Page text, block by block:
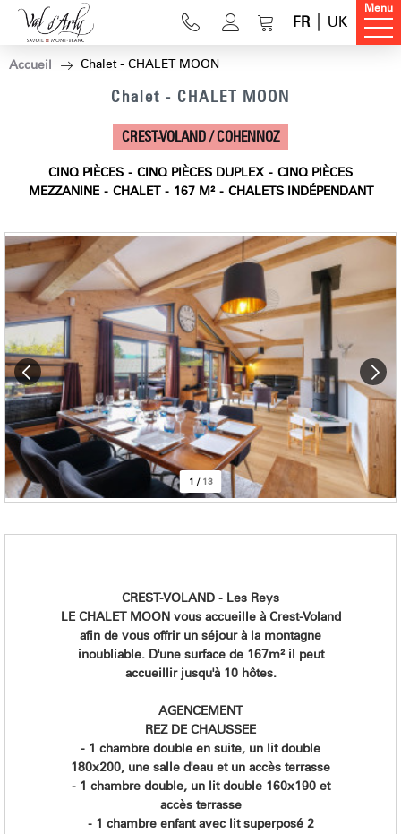
FR UK
Menu
Accueil Chalet - CHALET MOON
Chalet - CHALET MOON
CREST-VOLAND / COHENNOZ
CINQ PIÈCES CINQ PIÈCES DUPLEX
CINQ PIÈCES
MEZZANINE
CHALET 167 M² CHALETS INDÉPENDANT
1 / 13
CREST-VOLAND - Les Reys
LE CHALET MOON vous accueille à Crest-Voland
afin de vous offrir un séjour à la montagne
inoubliable. D'une surface de 167m² il peut
accueillir jusqu'à 10 hôtes.
AGENCEMENT
REZ DE CHAUSSEE
- 1 chambre double en suite, un lit double
180x200, une salle d'eau et un accès terrasse
- 1 chambre double, un lit double 160x190 et
accès terrasse
- 1 chambre enfant avec lit superposé 2